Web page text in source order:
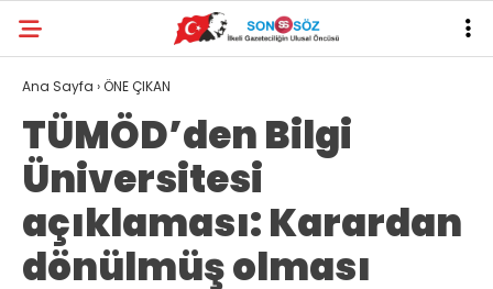
Ana Sayfa ›ÖNE ÇIKAN
TÜMÖD’den Bilgi
Üniversitesi
açıklaması: Karardan
dönülmüş olması